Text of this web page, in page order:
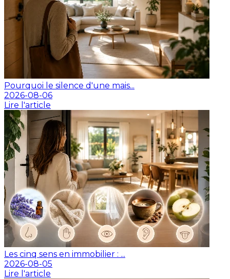
Pourquoi le silence d'une mais...
2026-08-06
Lire l'article
Les cinq sens en immobilier : ...
2026-08-05
Lire l'article